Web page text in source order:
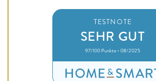
TESTNOTE
SEHR GUT
97/100 Punkte • 08/2025